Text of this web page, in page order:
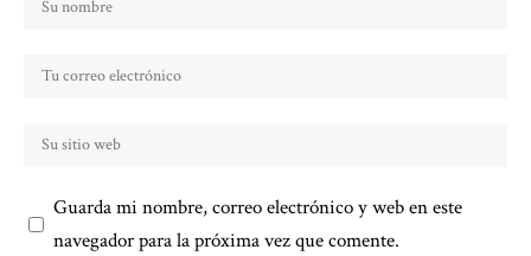
Guarda mi nombre, correo electrónico y web en este
navegador para la próxima vez que comente.